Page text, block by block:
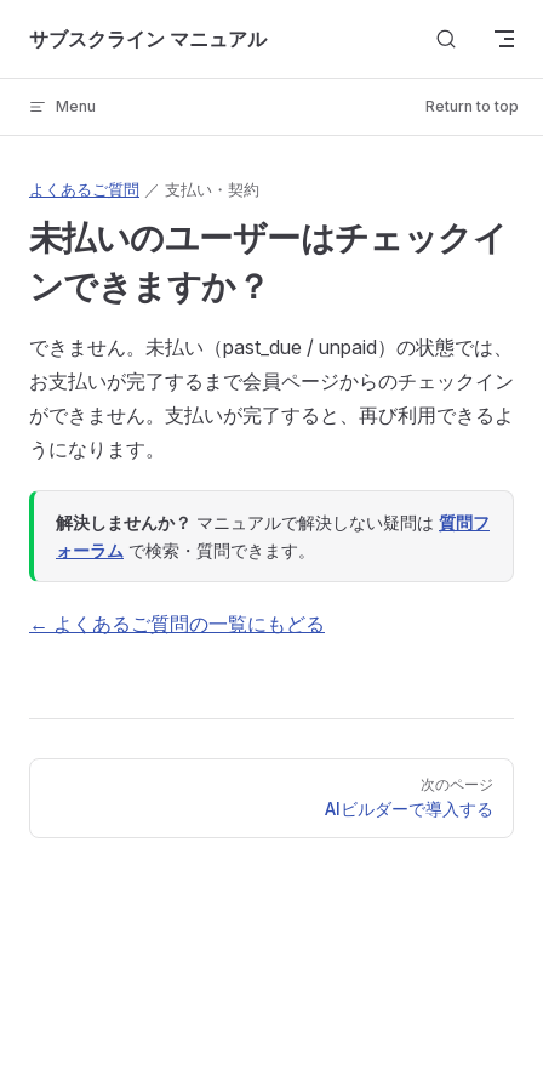
Skip to content
サブスクライン マニュアル
Menu Return to top
よくあるご質問 ／ 支払い・契約
未払いのユーザーはチェックイ
ンできますか？
できません。未払い（past_due / unpaid）の状態では、
お支払いが完了するまで会員ページからのチェックイン
ができません。支払いが完了すると、再び利用できるよ
うになります。
解決しませんか？ マニュアルで解決しない疑問は 質問フ
ォーラム で検索・質問できます。
← よくあるご質問の一覧にもどる
Pager
次のページ
AIビルダーで導入する